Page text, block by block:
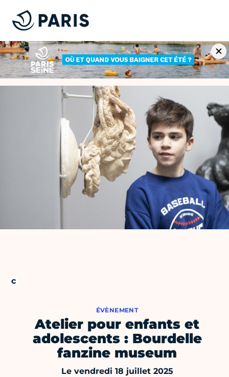
ÉVÈNEMENT
Atelier pour enfants et
adolescents : Bourdelle
fanzine museum
Le vendredi 18 juillet 2025